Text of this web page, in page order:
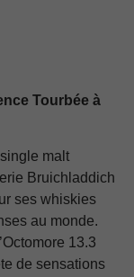
Tourbée à
malt
Bruichladdich
ses whiskies
au monde.
13.3
de sensations